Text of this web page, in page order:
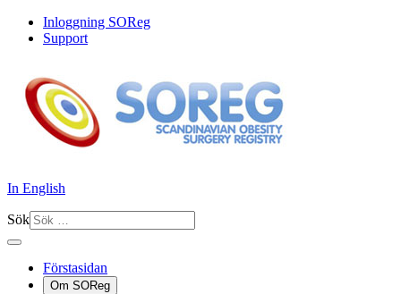
Inloggning SOReg
Support
In English
Sök
Förstasidan
Om SOReg